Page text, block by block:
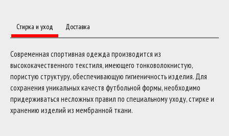
Стирка и уход Доставка
Современная спортивная одежда производится из
высококачественного текстиля, имеющего тонковолокнистую,
пористую структуру, обеспечивающую гигиеничность изделия. Для
сохранения уникальных качеств футбольной формы, необходимо
придерживаться несложных правил по специальному уходу, стирке и
хранению изделий из мембранной ткани.